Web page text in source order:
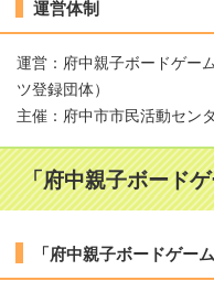
運営体制
運営：府中親子ボードゲー
ツ登録団体）
主催：府中市市民活動セン
「府中親子ボード
「府中親子ボードゲー